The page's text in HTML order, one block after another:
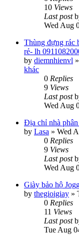
10 Views
Last post
Wed Aug
Thùng đựng rác
rẻ- lh
by diemnhienvl »
khác
0 Replies
9 Views
Last post
Wed Aug
Địa chỉ nhà
by Lasa » Wed
0 Replies
9 Views
Last post
Wed Aug
Giày bảo hộ
by thegioigiay »
0 Replies
11 Views
Last post
Tue Aug